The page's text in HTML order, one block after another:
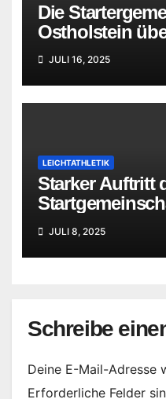
Die
Ostholstein
Offenen
Heiligenhafen
JULI 16, 2025
LEICHTATHLETIK
Starker Auftritt
Ratzeburg
JULI 8, 2025
Schreibe
Deine E-Mail-
Erforderliche Felder